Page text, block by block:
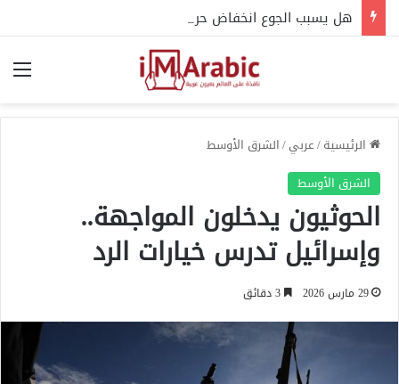
الرئيسية/عربي/الشرق الأوسط
الشرق الأوسط
الحوثيون يدخلون المواجهة..
وإسرائيل تدرس خيارات الرد
29 مارس 2026